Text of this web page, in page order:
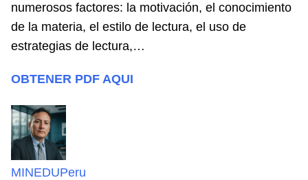
numerosos factores: la motivación, el conocimiento
de la materia, el estilo de lectura, el uso de
estrategias de lectura,…
OBTENER PDF AQUI
MINEDUPeru